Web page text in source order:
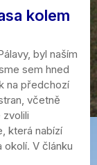
kolem
byl naším
sem hned
na předchozí
včetně
která nabízí
okolí. V článku